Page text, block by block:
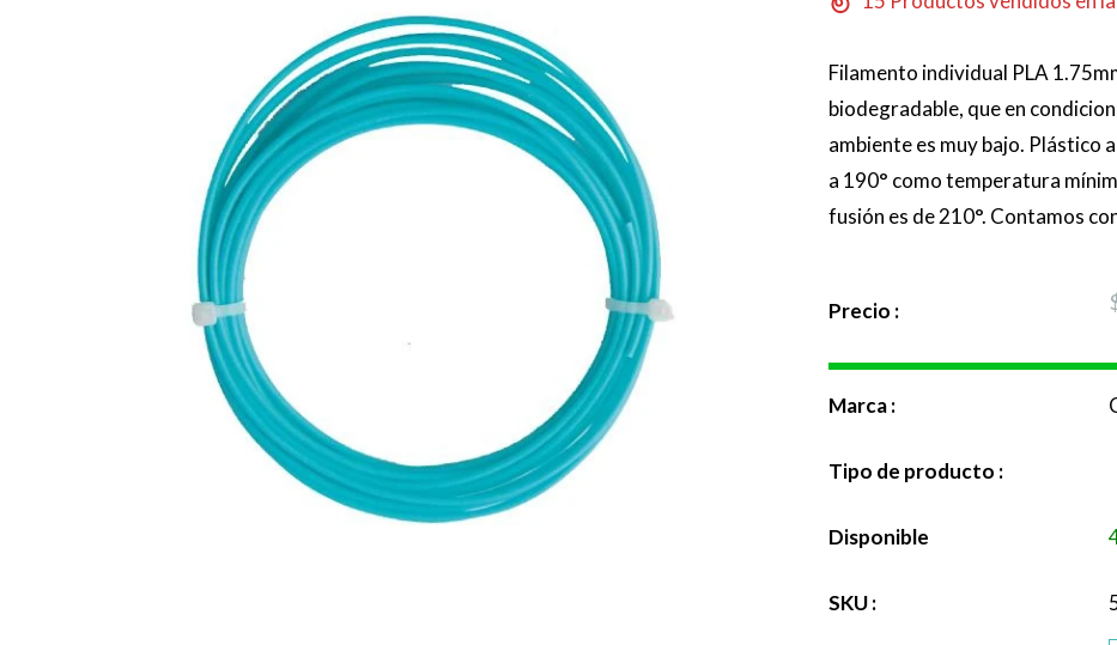
Filamento individual PLA
biodegradable, que en
ambiente es muy bajo. Plástico
a 190° como temperatura
fusión es de 210°. Contamos
Precio :
Marca :
Tipo de producto :
Disponible
SKU :